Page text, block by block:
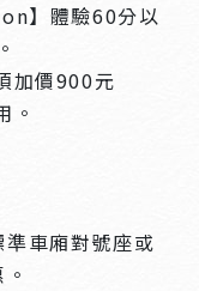
】體驗60分以
加價900元
。
車廂對號座或